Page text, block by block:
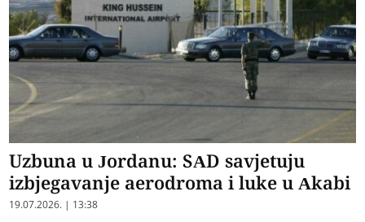
Uzbuna u Jordanu: SAD savjetuju
izbjegavanje aerodroma i luke u Akabi
19.07.2026. | 13:38